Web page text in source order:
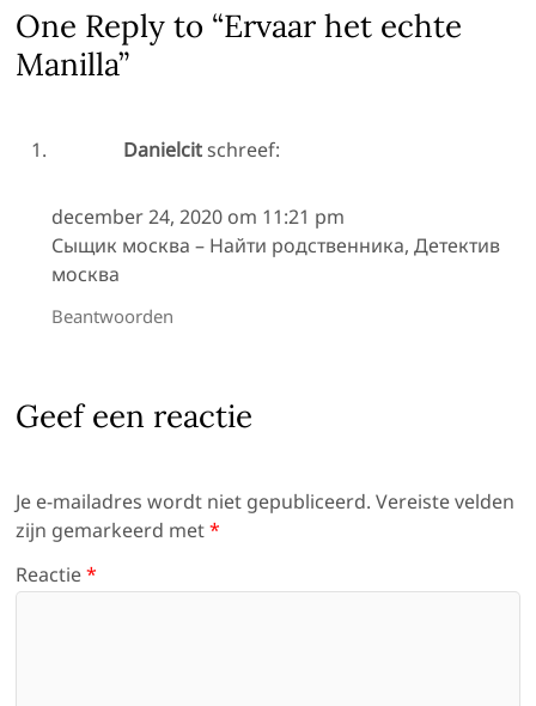
One Reply to “Ervaar het echte
Manilla”
Danielcit schreef:
december 24, 2020 om 11:21 pm
Сыщик москва – Найти родственника, Детектив
москва
Beantwoorden
Geef een reactie
Je e-mailadres wordt niet gepubliceerd. Vereiste velden
zijn gemarkeerd met*
Reactie*